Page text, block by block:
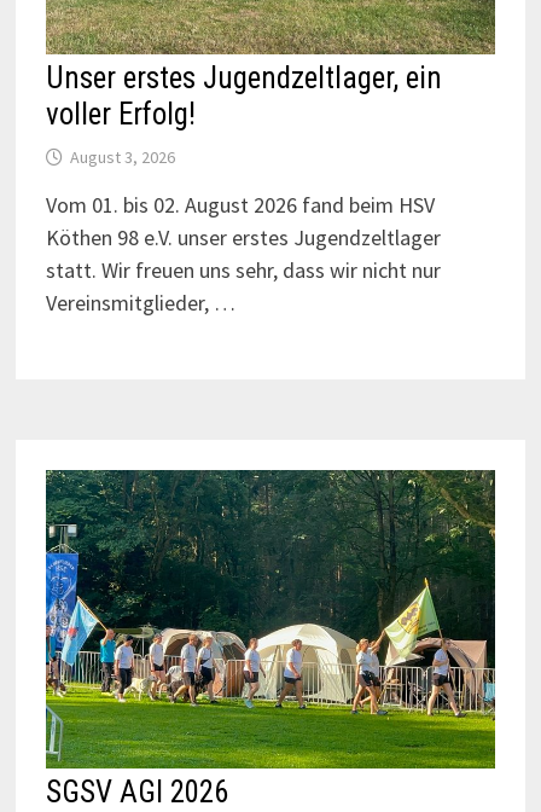
Unser erstes Jugendzeltlager, ein
voller Erfolg!
August 3, 2026
Vom 01. bis 02. August 2026 fand beim HSV
Köthen 98 e.V. unser erstes Jugendzeltlager
statt. Wir freuen uns sehr, dass wir nicht nur
Vereinsmitglieder, …
SGSV AGI 2026